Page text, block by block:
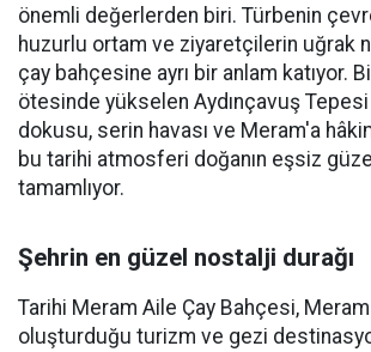
önemli değerlerden biri. Türbenin
huzurlu ortam ve ziyaretçilerin uğrak
çay bahçesine ayrı bir anlam katıyor.
ötesinde yükselen Aydınçavuş
dokusu, serin havası ve Meram'a
bu tarihi atmosferi doğanın eşsiz
tamamlıyor.
Şehrin en güzel nostalji durağı
Tarihi Meram Aile Çay Bahçesi,
oluşturduğu turizm ve gezi